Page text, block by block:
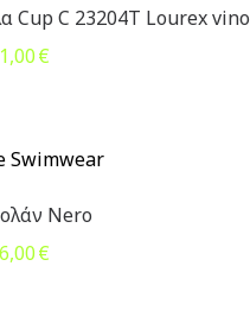
Cup C 23204T Lourex vino
€
41,00€.
Nero
€